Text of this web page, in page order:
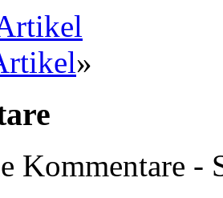
»
Kommentare -